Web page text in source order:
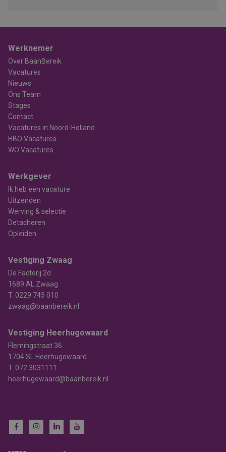
Werknemer
Over BaanBereik
Vacatures
Nieuws
Ons Team
Stages
Contact
Vacatures in Noord-Holland
HBO Vacatures
WO Vacatures
Werkgever
Ik heb een vacature
Uitzenden
Werving & selectie
Detacheren
Opleiden
Vestiging Zwaag
De Factorij 2d
1689 AL Zwaag
T. 0229 745 010
zwaag@baanbereik.nl
Vestiging Heerhugowaard
Flemingstraat 36
1704 SL Heerhugowaard
T. 072 3031111
heerhugowaard@baanbereik.nl